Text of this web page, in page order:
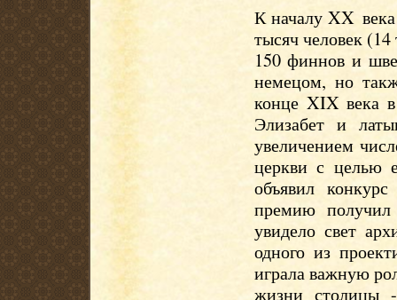
К началу XX
тысяч человек
150 финнов и
немецом, но
конце XIX века в
Элизабет и
увеличением
церкви с целью
объявил
премию
увидело свет
одного из
играла важную
жизни столицы